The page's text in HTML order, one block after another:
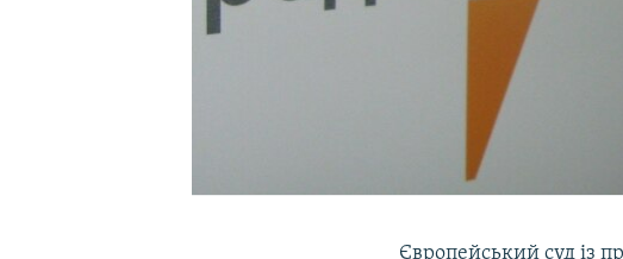
Європейський суд із